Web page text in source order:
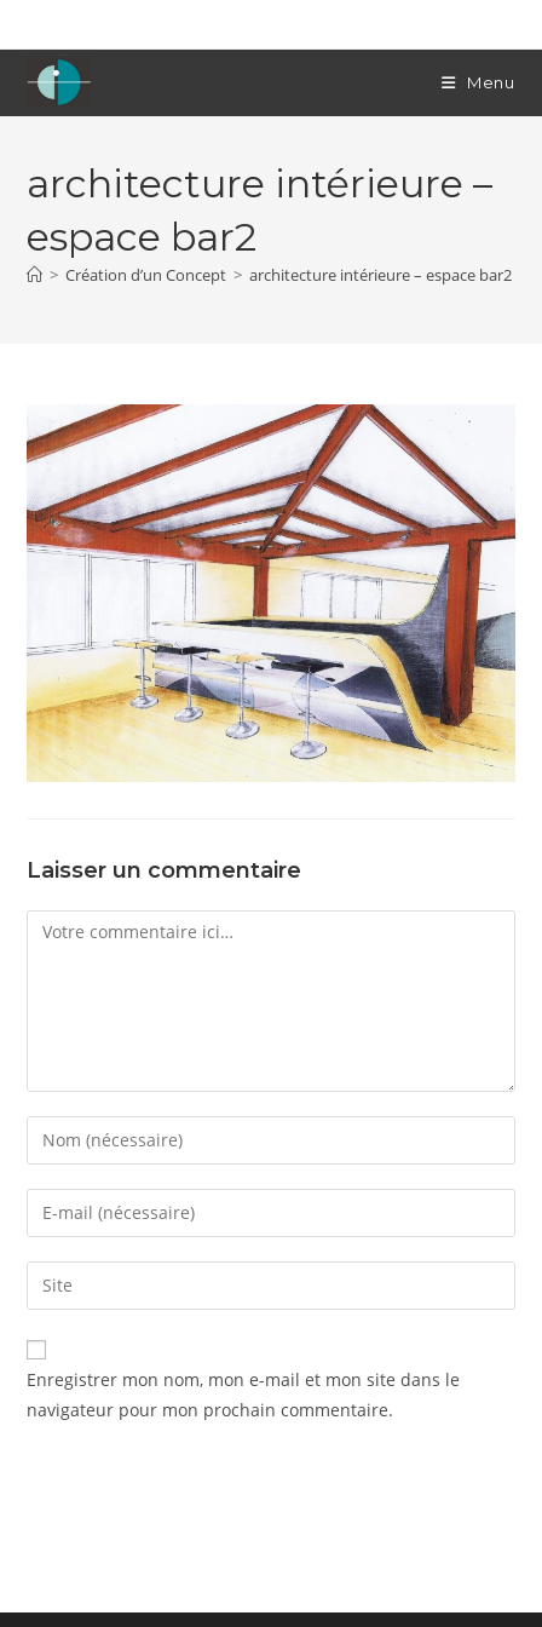
to
content
Menu
architecture intérieure –
espace bar2
> Création d’un Concept > architecture intérieure – espace bar2
Laisser un commentaire
Comment
Enter
your
name
comment
Enter
your
email
address
comment
Saisir
l’URL
de
votre
(facultatif)
Enregistrer mon nom, mon e-mail et mon site dans le
navigateur pour mon prochain commentaire.